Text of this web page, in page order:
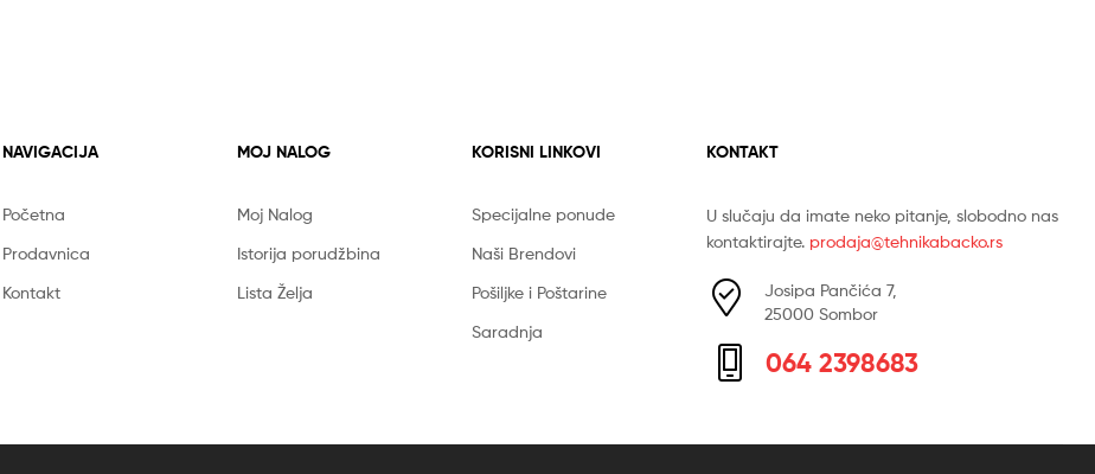
NAVIGACIJA
Početna
Prodavnica
Kontakt
MOJ NALOG
Moj Nalog
Istorija porudžbina
Lista Želja
KORISNI LINKOVI
Specijalne ponude
Naši Brendovi
Pošiljke i Poštarine
Saradnja
KONTAKT
U slučaju da imate neko pitanje, slobodno nas
kontaktirajte. prodaja@tehnikabacko.rs
Josipa Pančića 7,
25000 Sombor
064 2398683